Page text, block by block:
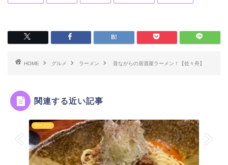
HOME グルメ ラーメン 昔ながらの居酒屋ラーメン！【佐々舟】
関連する近い記事
ラーメン